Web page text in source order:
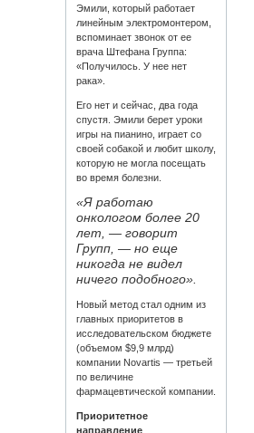
Эмили, который работает
линейным электромонтером,
вспоминает звонок от ее
врача Штефана Группа:
«Получилось. У нее нет
рака».
Его нет и сейчас, два года
спустя. Эмили берет уроки
игры на пианино, играет со
своей собакой и любит школу,
которую не могла посещать
во время болезни.
«Я работаю
онкологом более 20
лет, — говорит
Групп, — но еще
никогда не видел
ничего подобного».
Новый метод стал одним из
главных приоритетов в
исследовательском бюджете
(объемом $9,9 млрд)
компании Novartis — третьей
по величине
фармацевтической компании.
Приоритетное
направление